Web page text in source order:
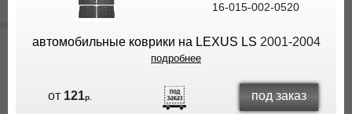
16-015-002-0520
автомобильные коврики на LEXUS LS 2001-2004
подробнее
от 121р. под заказ